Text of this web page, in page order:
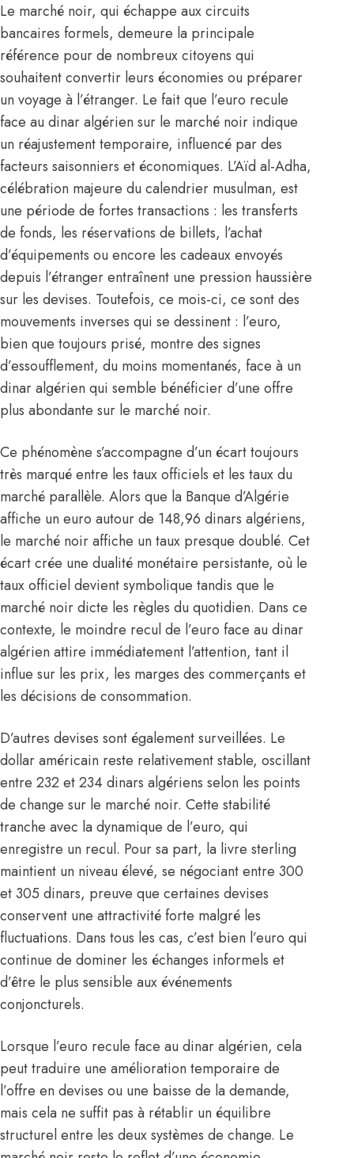
Le marché noir, qui échappe aux circuits
bancaires formels, demeure la principale
référence pour de nombreux citoyens qui
souhaitent convertir leurs économies ou préparer
un voyage à l’étranger. Le fait que l’euro recule
face au dinar algérien sur le marché noir indique
un réajustement temporaire, influencé par des
facteurs saisonniers et économiques. L’Aïd al-Adha,
célébration majeure du calendrier musulman, est
une période de fortes transactions : les transferts
de fonds, les réservations de billets, l’achat
d’équipements ou encore les cadeaux envoyés
depuis l’étranger entraînent une pression haussière
sur les devises. Toutefois, ce mois-ci, ce sont des
mouvements inverses qui se dessinent : l’euro,
bien que toujours prisé, montre des signes
d’essoufflement, du moins momentanés, face à un
dinar algérien qui semble bénéficier d’une offre
plus abondante sur le marché noir.
Ce phénomène s’accompagne d’un écart toujours
très marqué entre les taux officiels et les taux du
marché parallèle. Alors que la Banque d’Algérie
affiche un euro autour de 148,96 dinars algériens,
le marché noir affiche un taux presque doublé. Cet
écart crée une dualité monétaire persistante, où le
taux officiel devient symbolique tandis que le
marché noir dicte les règles du quotidien. Dans ce
contexte, le moindre recul de l’euro face au dinar
algérien attire immédiatement l’attention, tant il
influe sur les prix, les marges des commerçants et
les décisions de consommation.
D’autres devises sont également surveillées. Le
dollar américain reste relativement stable, oscillant
entre 232 et 234 dinars algériens selon les points
de change sur le marché noir. Cette stabilité
tranche avec la dynamique de l’euro, qui
enregistre un recul. Pour sa part, la livre sterling
maintient un niveau élevé, se négociant entre 300
et 305 dinars, preuve que certaines devises
conservent une attractivité forte malgré les
fluctuations. Dans tous les cas, c’est bien l’euro qui
continue de dominer les échanges informels et
d’être le plus sensible aux événements
conjoncturels.
Lorsque l’euro recule face au dinar algérien, cela
peut traduire une amélioration temporaire de
l’offre en devises ou une baisse de la demande,
mais cela ne suffit pas à rétablir un équilibre
structurel entre les deux systèmes de change. Le